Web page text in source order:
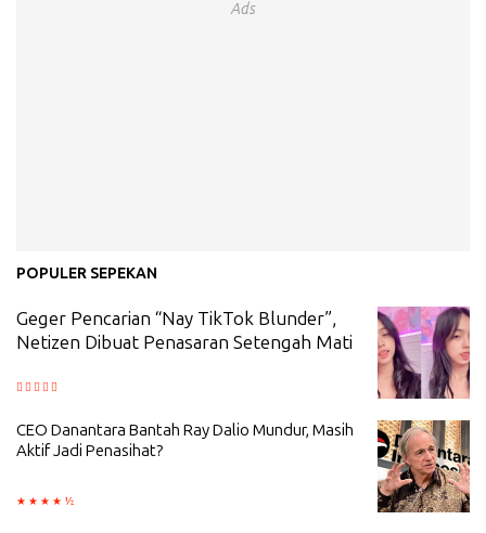
Ads
POPULER SEPEKAN
Geger Pencarian “Nay TikTok Blunder”,
Netizen Dibuat Penasaran Setengah Mati
CEO Danantara Bantah Ray Dalio Mundur, Masih
Aktif Jadi Penasihat?